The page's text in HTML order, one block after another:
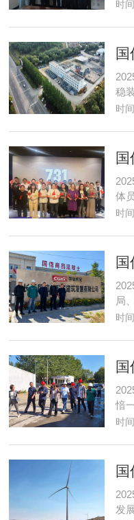
时
稳
时
体
时
局
时
愔
时
发